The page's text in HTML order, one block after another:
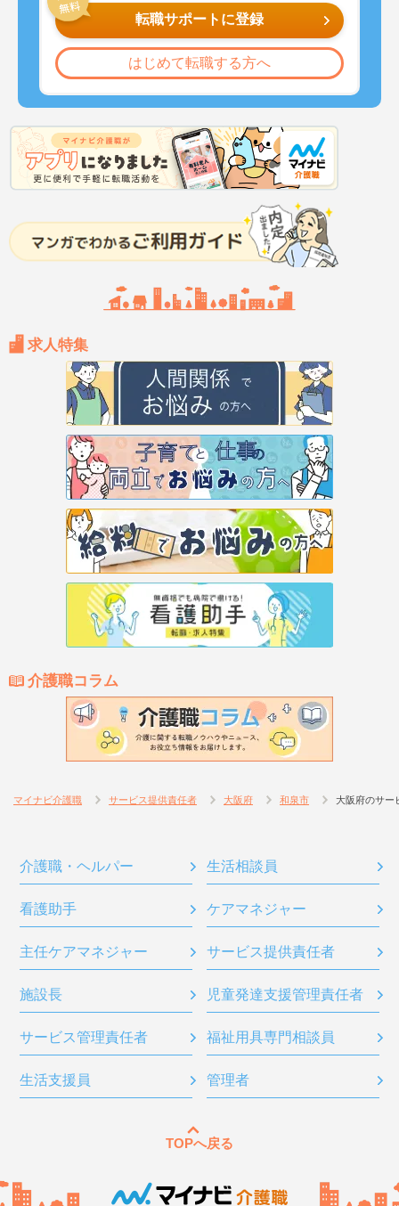
転職サポートに登録
はじめて転職する方へ
求人特集
介護職コラム
マイナビ介護職 サービス提供責任者 大阪府 和泉市 大阪府のサー
介護職・ヘルパー 生活相談員
看護助手 ケアマネジャー
主任ケアマネジャー サービス提供責任者
施設長 児童発達支援管理責任者
サービス管理責任者 福祉用具専門相談員
生活支援員 管理者
TOPへ戻る